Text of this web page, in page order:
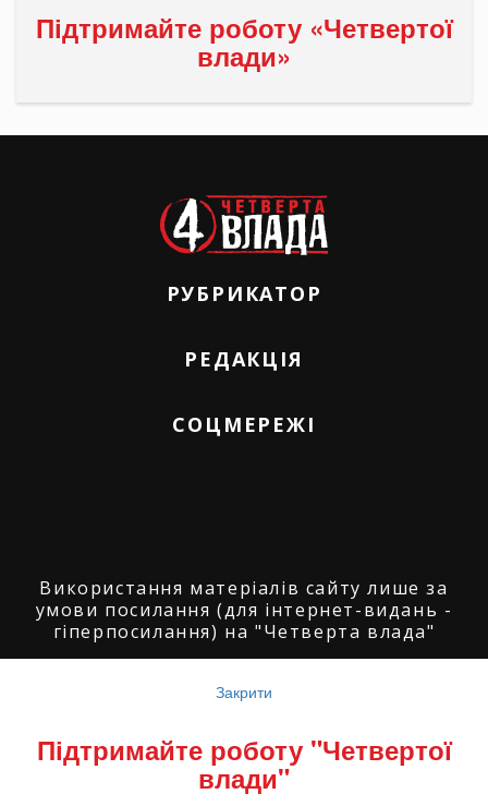
Підтримайте роботу «Четвертої
влади»
РУБРИКАТОР
РЕДАКЦІЯ
СОЦМЕРЕЖІ
Використання матеріалів сайту лише за
умови посилання (для інтернет-видань -
гіперпосилання) на "Четверта влада"
"Четверта влада": 2008-2026.
Володимир Торбіч: 2008-2026.
SoftGroup
Закрити
Підтримайте роботу "Четвертої
влади"